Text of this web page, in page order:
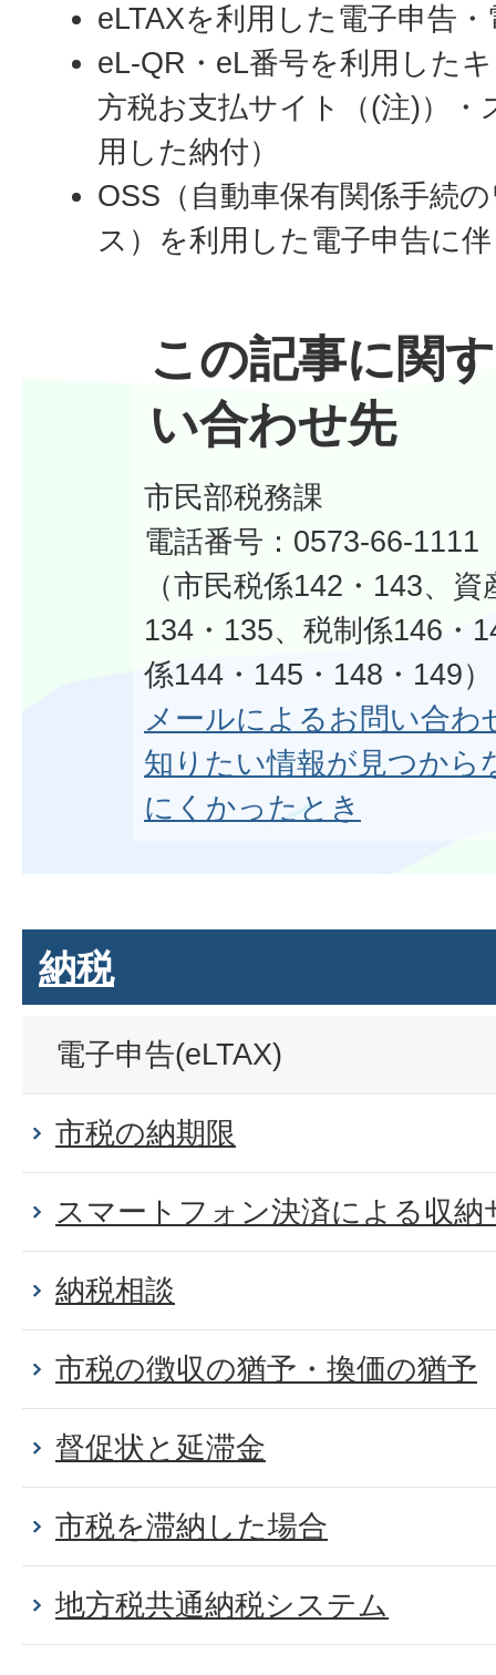
eLTAXを利用した電子申告
eL-QR・eL番号を利用した
方税お支払サイト（(注)）
用した納付）
OSS（自動車保有関係手続
ス）を利用した電子申告に
この記事に関
い合わせ先
市民部税務課
電話番号：0573-66-1111
（市民税係142・143、
134・135、税制係146・
係144・145・148・149）
メールによるお問い合わ
知りたい情報が見つから
にくかったとき
納税
電子申告(eLTAX)
市税の納期限
スマートフォン決済による収納
納税相談
市税の徴収の猶予・換価の猶予
督促状と延滞金
市税を滞納した場合
地方税共通納税システム